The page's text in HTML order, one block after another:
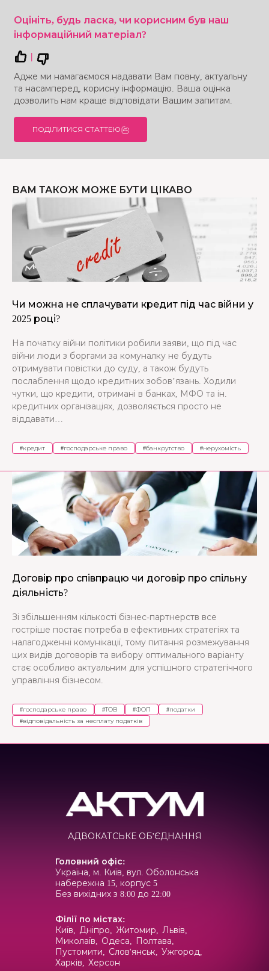
Оцініть, будь ласка, чи корисним був наш
інформаційний матеріал?
|
Адже ми намагаємося надавати Вам повну, актуальну
та насамперед, корисну інформацію. Ваша оцінка
дозволить нам краще відповідати Вашим запитам.
ПОДІЛИТИСЯ СТАТТЕЮ
ВАМ ТАКОЖ МОЖЕ БУТИ ЦІКАВО
Чи можна не сплачувати кредит під час війни у
2025 році?
На початку війни політики робили заяви, що під час
війни люди з боргами за комуналку не будуть
отримувати повістки до суду, а також будуть
послаблення щодо кредитних зобов’язань. Ходили
чутки, що кредити, отримані в банках, МФО та ін.
кредитних організаціях, дозволяється просто не
віддавати…
#кредит #господарське право #банкрутство #нерухомість
Договір про співпрацю чи договір про спільну
діяльність?
Зі збільшенням кількості бізнес-партнерств все
гостріше постає потреба в ефективних стратегіях та
налагодженні комунікації, тому питання розмежування
цих видів договорів та вибору оптимального варіанту
стає особливо актуальним для успішного стратегічного
управління бізнесом.
#господарське право #ТОВ #ФОП #податки
#відповідальність за несплату податків
АДВОКАТСЬКЕ ОБ'ЄДНАННЯ
Головний офіс:
Україна, м. Київ, вул. Оболонська
набережна 15, корпус 5
Без вихідних з 8:00 до 22:00
Філії по містах:
Київ, Дніпро, Житомир, Львів,
Миколаїв, Одеса,
Полтава,
Пустомити, Слов'янськ, Ужгород,
Харків, Херсон